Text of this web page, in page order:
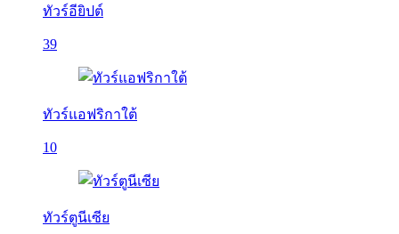
ทัวร์อียิปต์
39
ทัวร์แอฟริกาใต้
10
ทัวร์ตูนีเซีย